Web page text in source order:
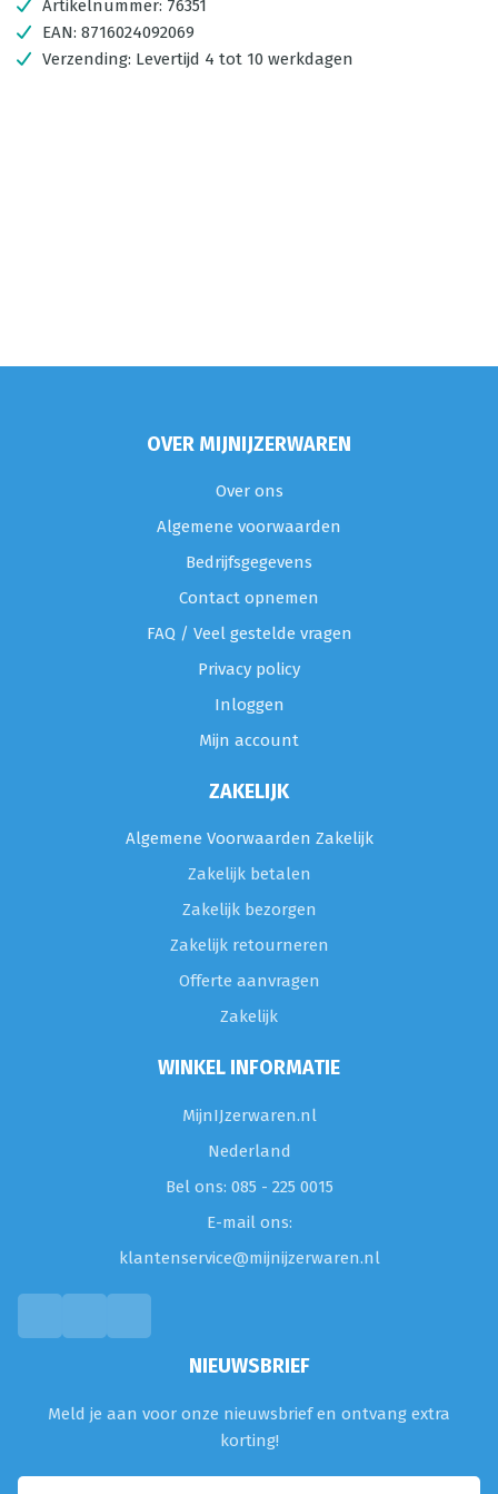
Artikelnummer: 76351
EAN: 8716024092069
Verzending: Levertijd 4 tot 10 werkdagen
OVER MIJNIJZERWAREN
Over ons
Algemene voorwaarden
Bedrijfsgegevens
Contact opnemen
FAQ / Veel gestelde vragen
Privacy policy
Inloggen
Mijn account
ZAKELIJK
Algemene Voorwaarden Zakelijk
Zakelijk betalen
Zakelijk bezorgen
Zakelijk retourneren
Offerte aanvragen
Zakelijk
WINKEL INFORMATIE
MijnIJzerwaren.nl
Nederland
Bel ons: 085 - 225 0015
E-mail ons:
klantenservice@mijnijzerwaren.nl
NIEUWSBRIEF
Meld je aan voor onze nieuwsbrief en ontvang extra
korting!